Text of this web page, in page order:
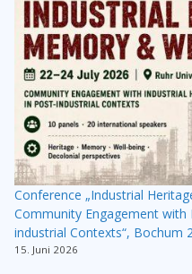
Conference „Industrial
Community Engagement
industrial Contexts“, Bochum
15. Juni 2026